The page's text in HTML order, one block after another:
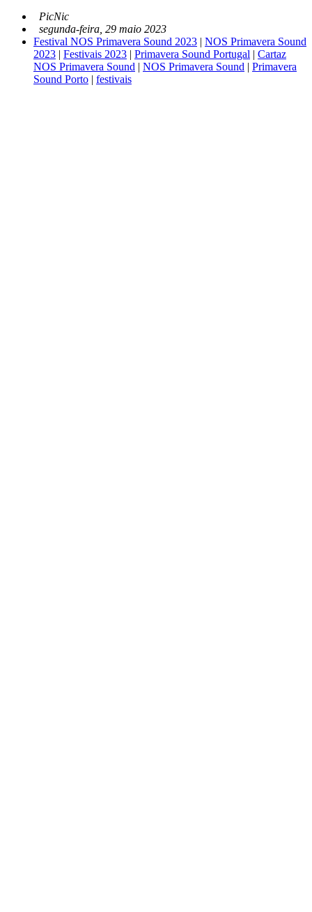
PicNic
segunda-feira, 29 maio 2023
Festival NOS Primavera Sound 2023 | NOS Primavera Sound
2023 | Festivais 2023 | Primavera Sound Portugal | Cartaz
NOS Primavera Sound | NOS Primavera Sound | Primavera
Sound Porto | festivais